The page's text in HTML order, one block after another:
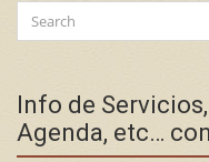
Search
for:
Info de
Agenda, etc…